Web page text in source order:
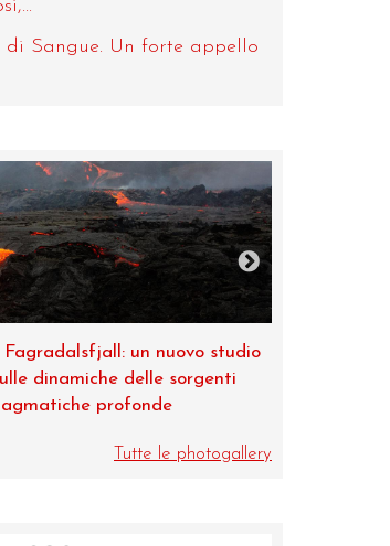
di Sangue. Un forte appello
Fagradalsfjall: un nuovo studio
dinamiche delle sorgenti
profonde
Tutte le photogallery